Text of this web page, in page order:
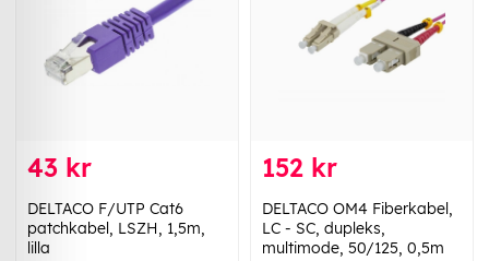
43 kr
DELTACO F/UTP Cat6
patchkabel, LSZH, 1,5m,
lilla
152 kr
DELTACO OM4 Fiberkabel,
LC - SC, dupleks,
multimode, 50/125, 0,5m